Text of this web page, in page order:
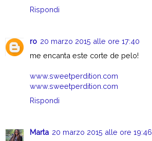
Rispondi
ro 20 marzo 2015 alle ore 17:40
me encanta este corte de pelo!
www.sweetperdition.com
www.sweetperdition.com
Rispondi
Marta 20 marzo 2015 alle ore 19:46